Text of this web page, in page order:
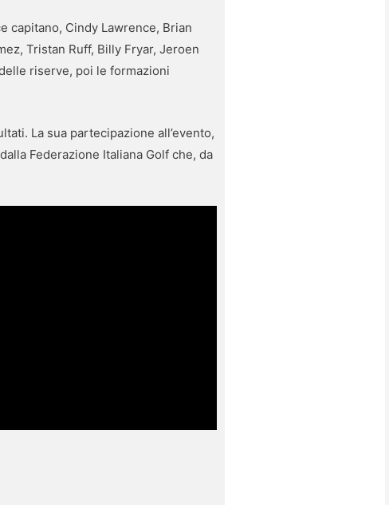
capitano, Cindy Lawrence, Brian
Tristan Ruff, Billy Fryar, Jeroen
riserve, poi le formazioni
La sua partecipazione all’evento,
Federazione Italiana Golf che, da